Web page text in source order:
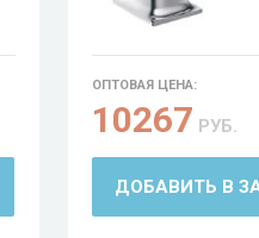
ОПТОВАЯ ЦЕНА:
10267 РУБ.
ДОБАВИТЬ В